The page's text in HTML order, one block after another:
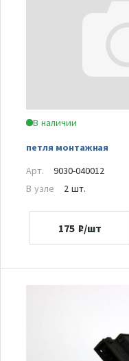
В наличии
петля монтажная
Арт.
9030-040012
В узле
2 шт.
175 ₽/шт